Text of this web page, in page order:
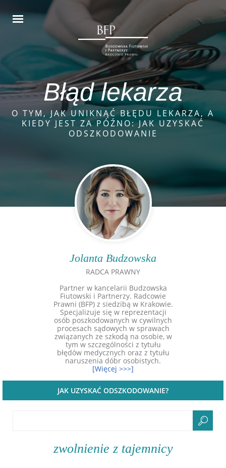
Błąd lekarza
O TYM, JAK UNIKNĄĆ BŁĘDU LEKARZA, A
KIEDY JEST ZA PÓŹNO: JAK UZYSKAĆ
ODSZKODOWANIE
Jolanta Budzowska
RADCA PRAWNY
Partner w kancelarii Budzowska
Fiutowski i Partnerzy. Radcowie
Prawni (BFP) z siedzibą w Krakowie.
Specjalizuje się w reprezentacji
osób poszkodowanych w cywilnych
procesach sądowych w sprawach
związanych ze szkodą na osobie, w
tym w szczególności z tytułu
błędów medycznych oraz z tytułu
naruszenia dóbr osobistych.
[Więcej >>>]
JAK UZYSKAĆ ODSZKODOWANIE?
zwolnienie z tajemnicy